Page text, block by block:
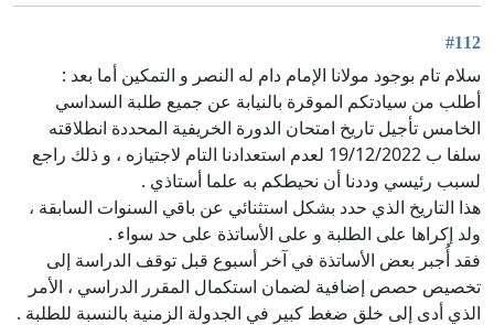
#112
سلام تام بوجود مولانا الإمام دام له النصر و التمكين أما بعد :
أطلب من سيادتكم الموقرة بالنيابة عن جميع طلبة السداسي
الخامس تأجيل تاريخ امتحان الدورة الخريفية المحددة انطلاقته
سلفا ب 19/12/2022 لعدم استعدادنا التام لاجتيازه ، و ذلك راجع
لسبب رئيسي وددنا أن نحيطكم به علما أستاذي .
هذا التاريخ الذي حدد بشكل استثنائي عن باقي السنوات السابقة ،
ولد إكراها على الطلبة و على الأساتذة على حد سواء .
فقد أُجبر بعض الأساتذة في آخر أسبوع قبل توقف الدراسة إلى
تخصيص حصص إضافية لضمان استكمال المقرر الدراسي ، الأمر
الذي أدى إلى خلق ضغط كبير في الجدولة الزمنية بالنسبة للطلبة .